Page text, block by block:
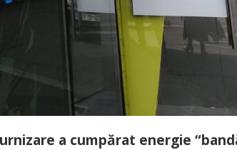
a cumpărat energie